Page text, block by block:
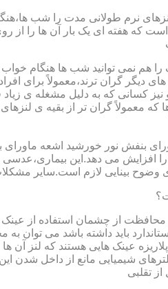
نرم طولانی مدت را شب
است که هفته ای یک بار آن ها را
هم نمی توانید شب ها هنگام خواب
گران ترند،معمولاً برای
کسانی که به دلیل مشغله ی زیاد
که معمولاً گران تر از بقیه ی
افزایش می دهد.این
وضوح بینایی لازم است.سایر
از چشمان استفاده از
عینک هایی هستند که لنز آن
شیمیایی مانع از داخل شدن
تقلبی